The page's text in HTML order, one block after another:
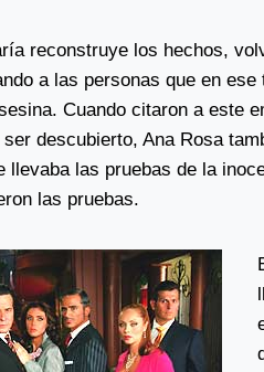
reconstruye los hechos,
a las personas que en
Cuando citaron a este
descubierto, Ana Rosa
llevaba las pruebas de la
las pruebas.